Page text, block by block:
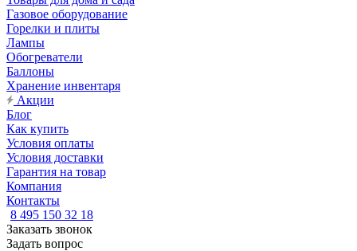
Газовое оборудование
Горелки и плиты
Лампы
Обогреватели
Баллоны
Хранение инвентаря
Акции
Блог
Как купить
Условия оплаты
Условия доставки
Гарантия на товар
Компания
Контакты
8 495 150 32 18
Заказать звонок
Задать вопрос